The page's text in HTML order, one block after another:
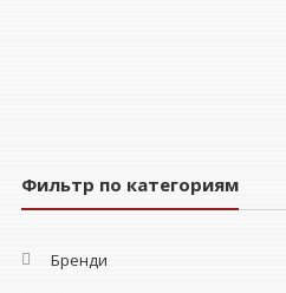
Фильтр по категориям
Бренди